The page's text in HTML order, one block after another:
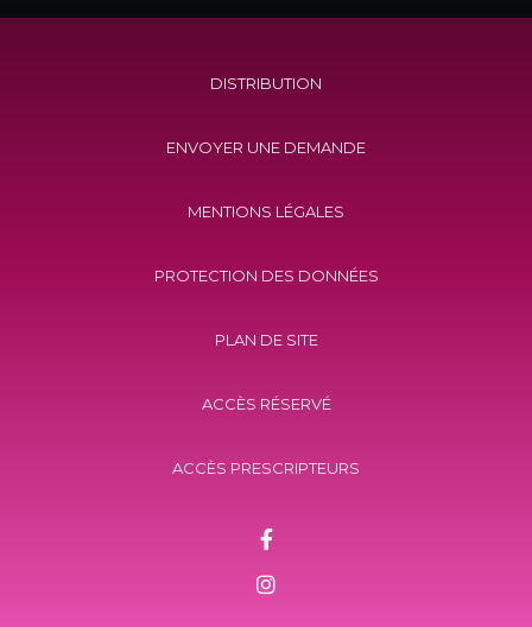
DISTRIBUTION
ENVOYER UNE DEMANDE
MENTIONS LÉGALES
PROTECTION DES DONNÉES
PLAN DE SITE
ACCÈS RÉSERVÉ
ACCÈS PRESCRIPTEURS
Facebook
Instagram